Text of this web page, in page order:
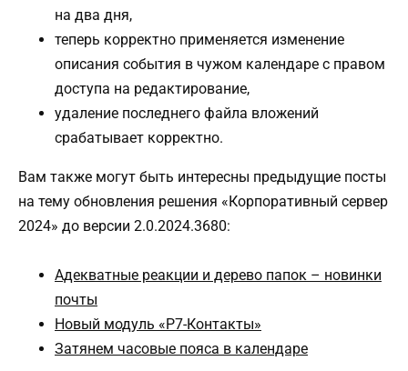
на два дня,
теперь корректно применяется изменение
описания события в чужом календаре с правом
доступа на редактирование,
удаление последнего файла вложений
срабатывает корректно.
Вам также могут быть интересны предыдущие посты
на тему обновления решения «Корпоративный сервер
2024» до версии 2.0.2024.3680:
Адекватные реакции и дерево папок – новинки
почты
Новый модуль «Р7-Контакты»
Затянем часовые пояса в календаре